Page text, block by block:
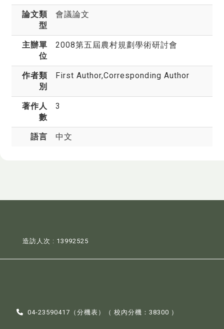
論文類
型
會議論文
主辦單
位
2008第五屆農村規劃學術研討會
作者類
別
First Author,Corresponding Author
著作人
數
3
語言 中文
造訪人次 : 13992525
04-23590417（分機表 ）（ 校內分機：38300 ）